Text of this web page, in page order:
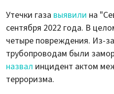
Утечки газа выявили на
сентября 2022 года. В
четыре повреждения. Из-
трубопроводам были
назвал инцидент актом
терроризма.